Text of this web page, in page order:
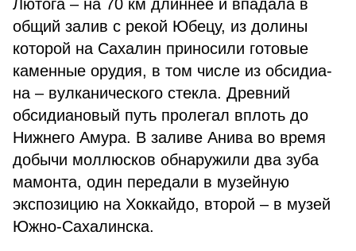
Лютога – на 70 км длиннее и впадала в
общий залив с рекой Юбецу, из долины
которой на Сахалин приносили готовые
камен­ные орудия, в том числе из обсидиа­
на – вулканического стекла. Древний
обсидиановый путь пролегал вплоть до
Нижнего Амура. В заливе Анива во время
добычи моллюсков обнаружили два зуба
мамонта, один передали в музейную
экспозицию на Хоккайдо, второй – в музей
Южно-Сахалинска.